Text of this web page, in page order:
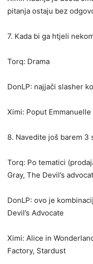
pitanja ostaju bez
7. Kada bi ga htjeli
Torq: Drama
DonLP: najjači slasher
Ximi: Poput
8. Navedite još barem 3
Torq: Po tematici
Gray, The Devil’s
DonLP: ovo je
Devil’s Advocate
Ximi: Alice in
Factory, Stardust